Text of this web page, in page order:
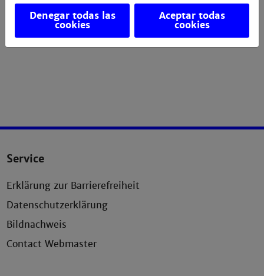
Labor:
> Durch Bearbeitung eines überschaubaren Projekts
im Team erfahren die Studierende die erlernte Theorie
in der Praxis.
Service
Erklärung zur Barrierefreiheit
Datenschutzerklärung
Bildnachweis
Contact Webmaster
Denegar todas las
cookies
Aceptar todas
cookies